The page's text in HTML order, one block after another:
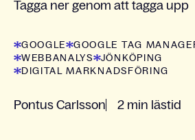
Tagga ner genom att tagga upp
GOOGLE GOOGLE TAG
WEBBANALYS
JÖNKÖPING
DIGITAL MARKNADSFÖRING
Pontus Carlsson 2 min lästid